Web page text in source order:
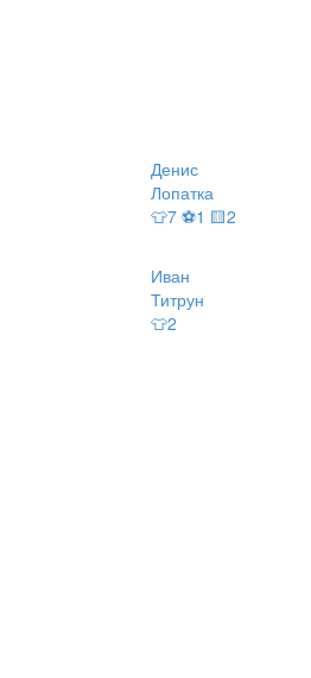
Денис
Лопатка
👕7 ⚽1 🟨2
Иван
Титрун
👕2